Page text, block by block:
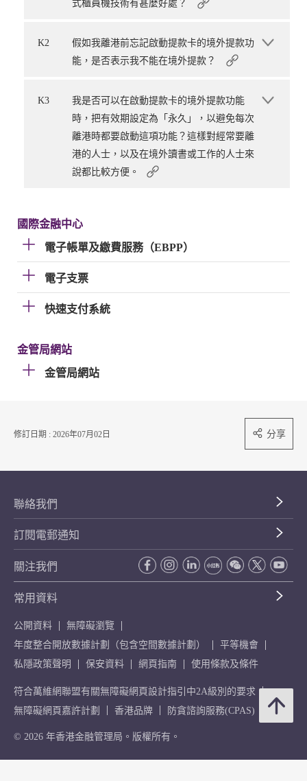
式櫃員機技術有甚麼好處？
K2
假如我離港前忘記啟動提款卡的境外提款功
能，是否表示我不能在境外提款？
K3
我是否可以在啟動提款卡的境外提款功能
時，把有效期設定為「永久」，以避免每次
離港時都要啟動這項功能？這樣對經常要離
港的人士，以及在境外讀書或工作的人士來
說都比較方便。
國際金融中心
電子帳單及繳費服務（EBPP）
電子支票
快速支付系統
金管局網站
金管局網站
修訂日期 : 2026年07月02日 分享
聯絡我們
訂閱電郵通知
關注我們
常用資料
公開資料
無障礙瀏覽
年度整合開放數據計劃（包含空間數據計劃）
平等機會
私隱政策聲明
保安資料 網頁指南 使用條款及條件
符合萬維網聯盟有關無障礙網頁設計指引中2A級別的要求
無障礙網頁嘉許計劃
香港品牌 防貪諮詢服務(CPAS)
© 2026 年香港金融管理局。版權所有。